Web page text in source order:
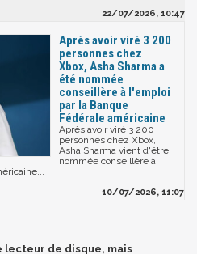
22/07/2026, 10:47
Après avoir viré 3 200
personnes chez
Xbox, Asha Sharma a
été nommée
conseillère à l'emploi
par la Banque
Fédérale américaine
Après avoir viré 3 200
personnes chez Xbox,
Asha Sharma vient d'être
nommée conseillère à
10/07/2026, 11:07
lecteur de disque, mais